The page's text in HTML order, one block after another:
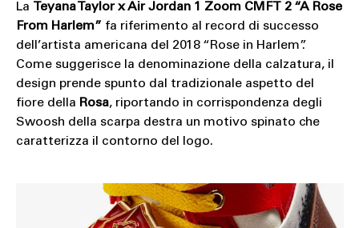
La
Teyana Taylor x Air Jordan 1 Zoom CMFT 2 “A Rose
From Harlem” fa riferimento al record di successo
dell’artista americana del 2018 “Rose in Harlem”.
Come suggerisce la denominazione della calzatura, il
design prende spunto dal tradizionale aspetto del
fiore della Rosa, riportando in corrispondenza degli
Swoosh della scarpa destra un motivo spinato che
caratterizza il contorno del logo.